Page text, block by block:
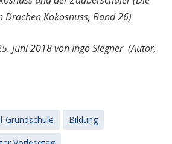
Drachen Kokosnuss, Band 26)
Juni 2018von Ingo Siegner (Autor,
Grundschule
Bildung